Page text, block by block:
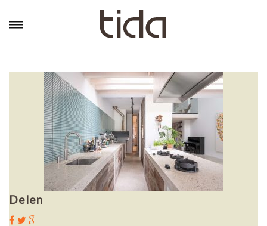
Delen